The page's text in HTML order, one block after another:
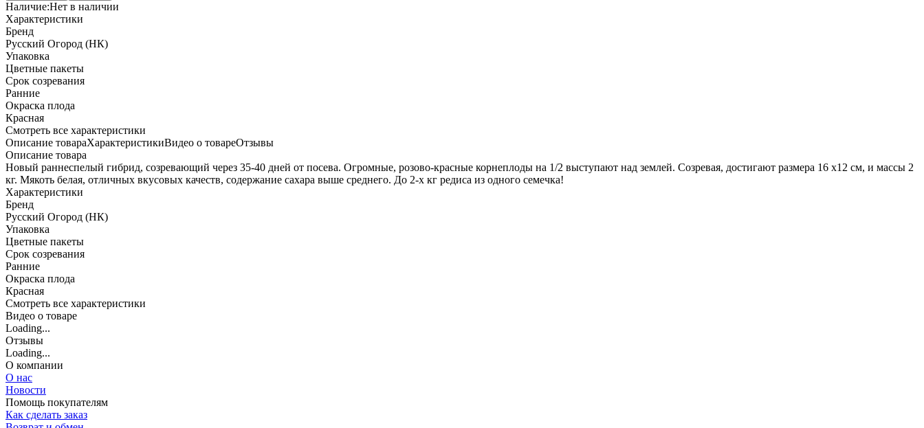
Наличие:Нет в наличии
Характеристики
Бренд
Русский Огород (НК)
Упаковка
Цветные пакеты
Срок созревания
Ранние
Окраска плода
Красная
Cмотреть все характеристики
Описание товараХарактеристикиВидео о товареОтзывы
Описание товара
Новый раннеспелый гибрид, созревающий через 35-40 дней от посева. Огромные, розово-красные корнеплоды на 1/2 выступают над землей. Созревая, достигают размера 16 х12 см, и массы 2
кг. Мякоть белая, отличных вкусовых качеств, содержание сахара выше среднего. До 2-х кг редиса из одного семечка!
Характеристики
Бренд
Русский Огород (НК)
Упаковка
Цветные пакеты
Срок созревания
Ранние
Окраска плода
Красная
Cмотреть все характеристики
Видео о товаре
Loading...
Отзывы
Loading...
О компании
О нас
Новости
Помощь покупателям
Как сделать заказ